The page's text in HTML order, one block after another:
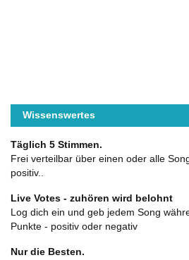
Wissenswertes
Täglich 5 Stimmen.
Frei verteilbar über einen oder alle
positiv..
Live Votes - zuhören wird belohnt
Log dich ein und geb jedem Song
Punkte - positiv oder negativ
Nur die Besten.